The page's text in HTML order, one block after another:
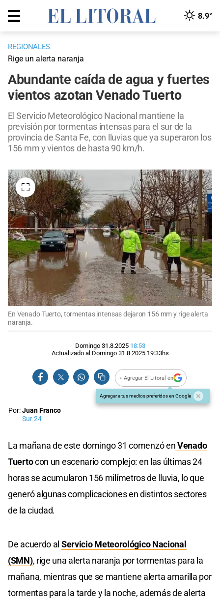
8.9°
REGIONALES
Rige un alerta naranja
Abundante caída de agua y fuertes
vientos azotan Venado Tuerto
El Servicio Meteorológico Nacional mantiene la
previsión por tormentas intensas para el sur de la
provincia de Santa Fe, con lluvias que ya superaron los
156 mm y vientos de hasta 90 km/h.
En Venado Tuerto, tormentas intensas dejaron 156 mm y rige alerta
naranja.
Domingo 31.8.2025 18:53
Actualizado al Domingo 31.8.2025 19:33hs
+ Agregar El Litoral en
Agregar a tus medios preferidos en Google
Por:Juan Franco
Sur 24
La mañana de este domingo 31 comenzó enVenado
Tuertocon un escenario complejo: en las últimas 24
horas se acumularon 156 milímetros de lluvia, lo que
generó algunas complicaciones en distintos sectores
de la ciudad.
De acuerdo al Servicio Meteorológico Nacional
(SMN), rige una alerta naranja por tormentas para la
mañana, mientras que se mantiene alerta amarilla por
tormentas para la tarde y la noche, además de alerta